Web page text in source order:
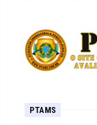
PTAMS